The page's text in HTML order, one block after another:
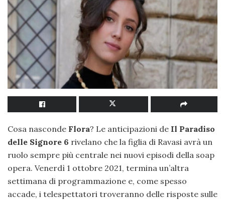
Cosa nasconde Flora? Le anticipazioni de Il Paradiso
delle Signore 6 rivelano che la figlia di Ravasi avrà un
ruolo sempre più centrale nei nuovi episodi della soap
opera. Venerdì 1 ottobre 2021, termina un’altra
settimana di programmazione e, come spesso
accade, i telespettatori troveranno delle risposte sulle